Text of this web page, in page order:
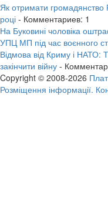
Як отримати
році - Комментариев: 1
На Буковині чоловіка
УПЦ МП під час воєнного
Відмова від Криму і НАТО:
закінчити війну -
Copyright © 2008-2026
Розміщення інформації.